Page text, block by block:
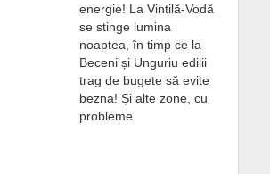
energie! La Vintilă-Vodă
se stinge lumina
noaptea, în timp ce la
Beceni și Unguriu edilii
trag de bugete să evite
bezna! Și alte zone, cu
probleme